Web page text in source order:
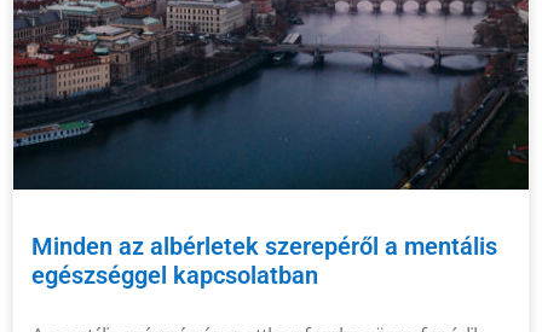
Minden az albérletek szerepéről a mentális
egészséggel kapcsolatban